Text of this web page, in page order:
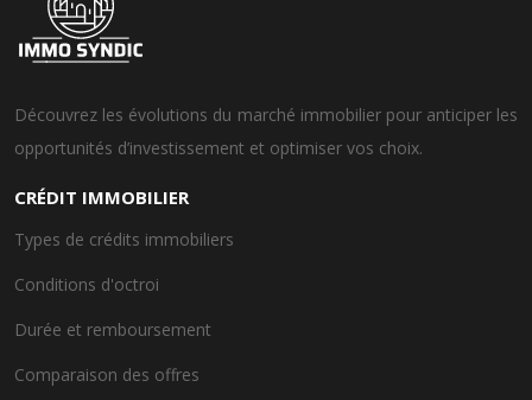
Découvrez les évolutions du marché immobilier pour anticiper les
opportunités d’investissement et optimiser vos choix.
CRÉDIT IMMOBILIER
Types de crédits immobiliers
Conditions d'octroi
Durée et remboursement
Comparaison des offres